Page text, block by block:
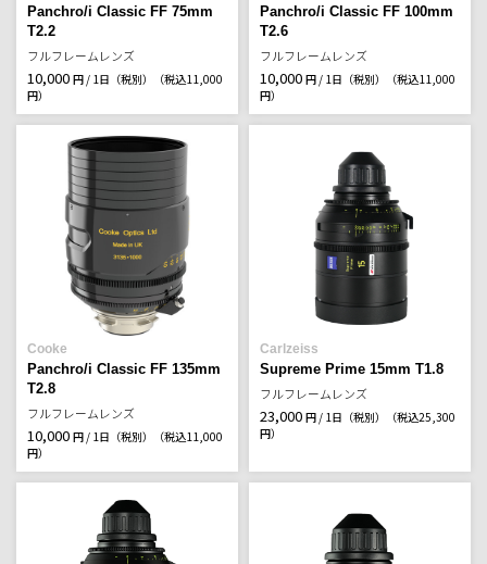
Panchro/i Classic FF 75mm
T2.2
フルフレームレンズ
10,000 円 / 1日（税別）
（税込11,000
円）
Panchro/i Classic FF 100mm
T2.6
フルフレームレンズ
10,000 円 / 1日（税別）
（税込11,000
円）
Cooke
Panchro/i Classic FF 135mm
T2.8
フルフレームレンズ
10,000 円 / 1日（税別）
（税込11,000
円）
Carlzeiss
Supreme Prime 15mm T1.8
フルフレームレンズ
23,000 円 / 1日（税別）
（税込25,300
円）